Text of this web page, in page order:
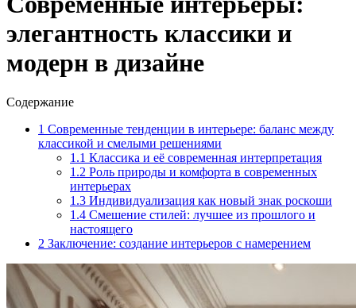
элегантность классики и
модерн в дизайне
Содержание
1 Современные тенденции в интерьере: баланс между
классикой и смелыми решениями
1.1 Классика и её современная интерпретация
1.2 Роль природы и комфорта в современных
интерьерах
1.3 Индивидуализация как новый знак роскоши
1.4 Смешение стилей: лучшее из прошлого и
настоящего
2 Заключение: создание интерьеров с намерением